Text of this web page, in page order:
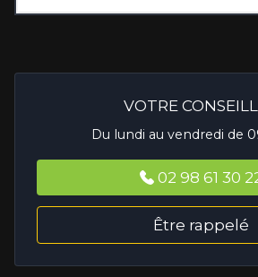
VOTRE
Du lundi au vendredi de
02 98 61 30
Être rappelé